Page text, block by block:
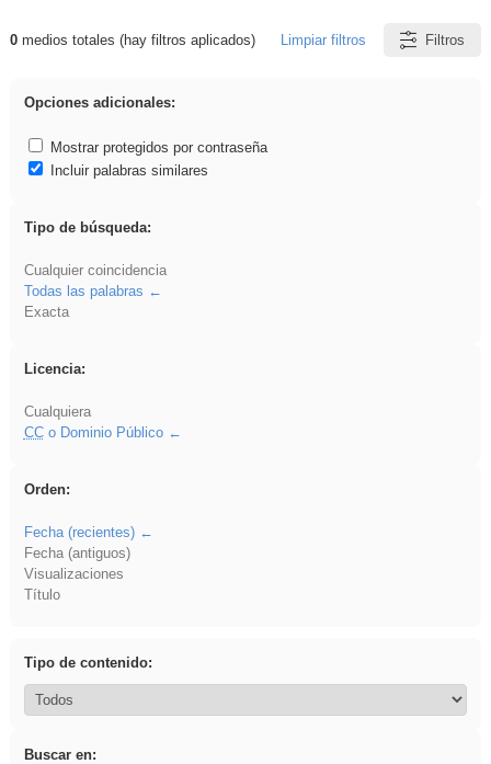
Resultados de: platillos
0medios totales (hay filtros aplicados) Limpiar filtros Filtros
Opciones adicionales:
Mostrar protegidos por contraseña
Incluir palabras similares
Tipo de búsqueda:
Cualquier coincidencia
Todas las palabras
Exacta
Licencia:
Cualquiera
CCo Dominio Público
Orden:
Fecha (recientes)
Fecha (antiguos)
Visualizaciones
Título
Tipo de contenido:
Buscar en: